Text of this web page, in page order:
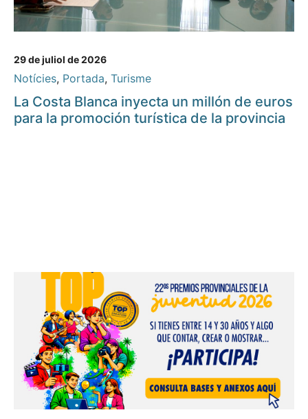
29 de juliol de 2026
Notícies, Portada, Turisme
La Costa Blanca inyecta un millón de euros
para la promoción turística de la provincia